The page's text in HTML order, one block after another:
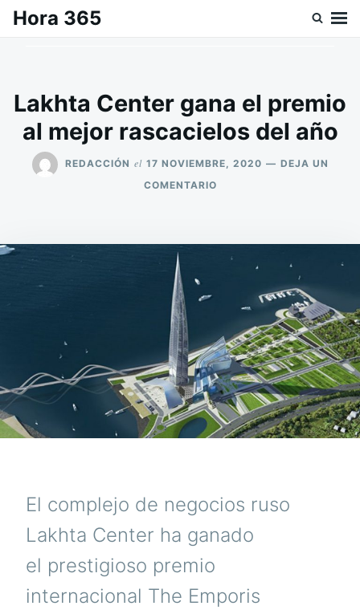
SaltarBuscar:
Hora 365
Lakhta Center gana el premio
al mejor rascacielos del año
REDACCIÓN el 17 NOVIEMBRE, 2020
DEJA UN
COMENTARIOEN
EL
PREMIO
RASCACIELOS
AÑO
El complejo de negocios ruso
Lakhta Center ha ganado
el prestigioso premio
internacional The Emporis